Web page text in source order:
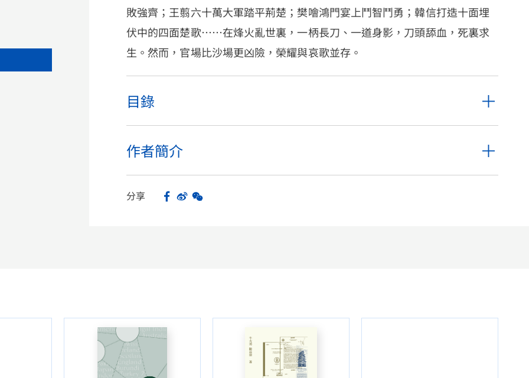
敗強齊；王翦六十萬大軍踏平荊楚；樊噲鴻門宴上鬥智鬥勇；韓信打造十面埋
伏中的四面楚歌……在烽火亂世裏，一柄長刀、一道身影，刀頭舔血，死裏求
生。然而，官場比沙場更凶險，榮耀與哀歌並存。
目錄
作者簡介
分享 Facebook
Sina Weibo
WeChat